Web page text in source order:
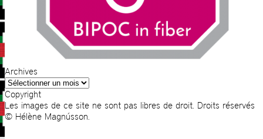
Archives
Archives
Copyright
Les images de ce site ne sont pas libres de droit. Droits réservés
© Hélène Magnússon.